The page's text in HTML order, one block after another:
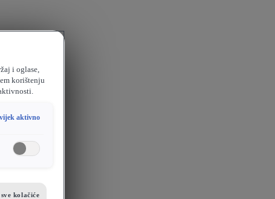
i oglase,
korištenju
aktivno
kolačiće